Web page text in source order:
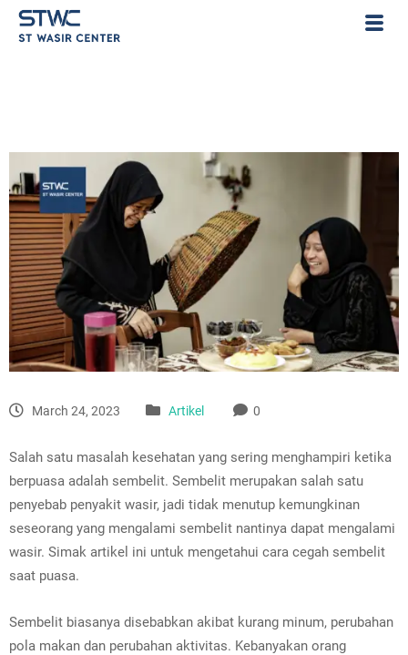
March 24, 2023 Artikel 0
Salah satu masalah kesehatan yang sering menghampiri ketika
berpuasa adalah sembelit. Sembelit merupakan salah satu
penyebab penyakit wasir, jadi tidak menutup kemungkinan
seseorang yang mengalami sembelit nantinya dapat mengalami
wasir. Simak artikel ini untuk mengetahui cara cegah sembelit
saat puasa.
Sembelit biasanya disebabkan akibat kurang minum, perubahan
pola makan dan perubahan aktivitas. Kebanyakan orang